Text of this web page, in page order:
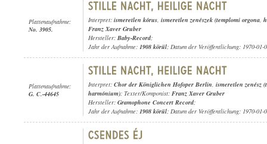
Plattenaufnahme:
No. 3905.
Interpret: ismeretlen kórus, ismeretlen zenészek (templomi orgona,
Franz Xaver Gruber
Hersteller: Baby-Record;
Jahr der Aufnahme: 1908 körül; Datum der Veröffentlichung: 1970-01-
Plattenaufnahme:
G. C.-44645
Interpret: Chor der Königlichen Hofoper Berlin, ismeretlen zenész
harmónium); Texter/Komponist: Franz Xaver Gruber
Hersteller: Gramophone Concert Record;
Jahr der Aufnahme: 1908 körül; Datum der Veröffentlichung: 1970-01-